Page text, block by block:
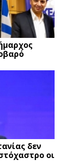
δεν
οι